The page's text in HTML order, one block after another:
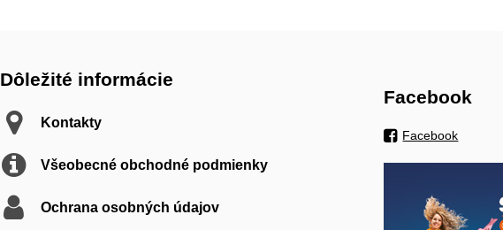
Dôležité informácie
Kontakty
Všeobecné obchodné podmienky
Ochrana osobných údajov
Facebook
Facebook